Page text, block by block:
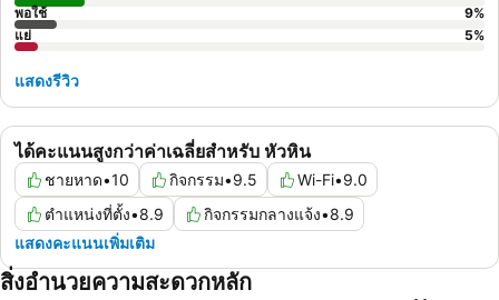
ได้คะแนนสูงกว่าค่าเฉลี่ยสำหรับ หัวหิน
ชายหาด•10 กิจกรรม•9.5 Wi-Fi•9.0
ตำแหน่งที่ตั้ง•8.9 กิจกรรมกลางแจ้ง•8.9
แสดงคะแนนเพิ่มเติม
พอใช้
9%
แย่
5%
แสดงรีวิว
สิ่งอำนวยความสะดวกหลัก